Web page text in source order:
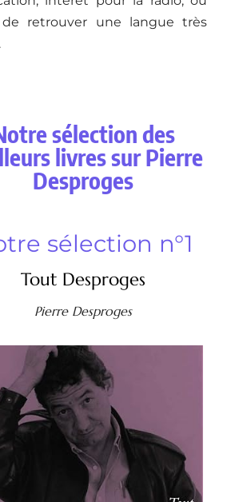
retrouver une langue très
sélection des
livres sur Pierre
Desproges
sélection n°1
Tout Desproges
Pierre Desproges